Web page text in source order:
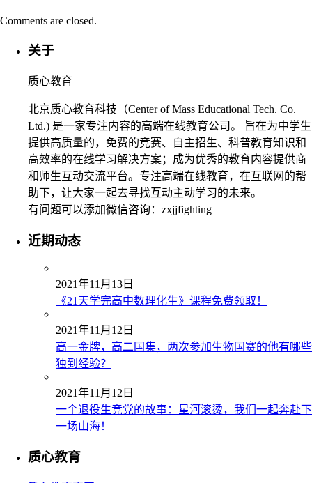
Comments are closed.
关于
质心教育
北京质心教育科技（Center of Mass Educational Tech. Co.
Ltd.) 是一家专注内容的高端在线教育公司。 旨在为中学生
提供高质量的，免费的竞赛、自主招生、科普教育知识和
高效率的在线学习解决方案；成为优秀的教育内容提供商
和师生互动交流平台。专注高端在线教育，在互联网的帮
助下，让大家一起去寻找互动主动学习的未来。
有问题可以添加微信咨询：zxjjfighting
近期动态
2021年11月13日
《21天学完高中数理化生》课程免费领取！
2021年11月12日
高一金牌，高二国集，两次参加生物国赛的他有哪些
独到经验？
2021年11月12日
一个退役生竞党的故事：星河滚烫，我们一起奔赴下
一场山海！
质心教育